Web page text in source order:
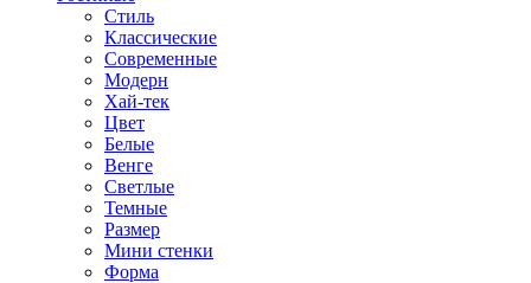
Стиль
Классические
Современные
Модерн
Хай-тек
Цвет
Белые
Венге
Светлые
Темные
Размер
Мини стенки
Форма